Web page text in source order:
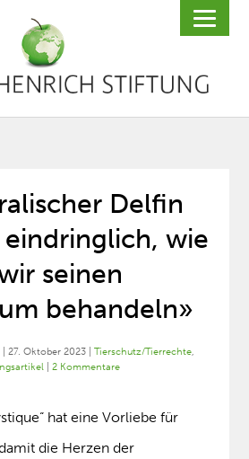
Delfin
wie
seinen
behandeln»
|27. Oktober 2023 |Tierschutz/Tierrechte,
|2 Kommentare
hat eine Vorliebe für
die Herzen der